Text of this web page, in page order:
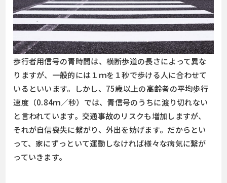
歩行者用信号の青時間は、横断歩道の長さによって異な
りますが、一般的には１ｍを１秒で歩ける人に合わせて
いるといいます。しかし、75歳以上の高齢者の平均歩行
速度（0.84ｍ／秒）では、青信号のうちに渡り切れない
と言われています。交通事故のリスクも増加しますが、
それが自信喪失に繋がり、外出を妨げます。だからとい
って、家にずっといて運動しなければ様々な病気に繋が
っていきます。